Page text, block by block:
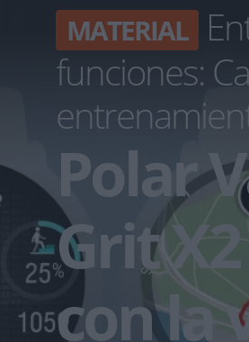
MATERIAL
funciones:
Polar
Grit
con la